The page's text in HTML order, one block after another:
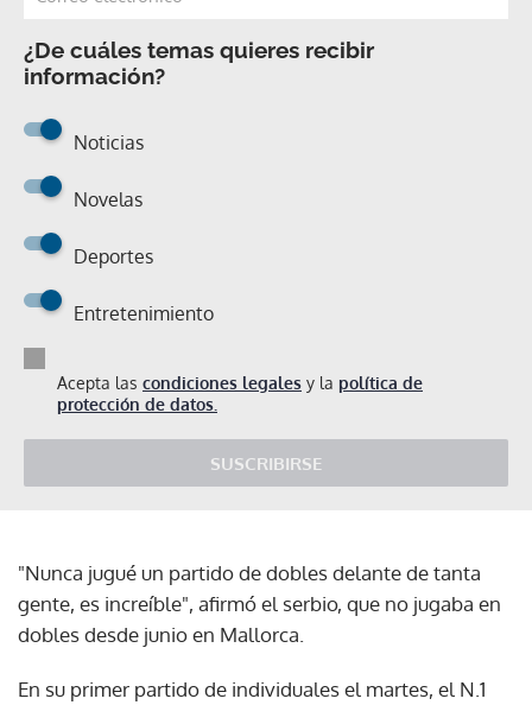
¿De cuáles temas quieres recibir
información?
Noticias
Novelas
Deportes
Entretenimiento
Acepta las condiciones legales y la política de
protección de datos.
SUSCRIBIRSE
"Nunca jugué un partido de dobles delante de tanta
gente, es increíble", afirmó el serbio, que no jugaba en
dobles desde junio en Mallorca.
En su primer partido de individuales el martes, el N.1